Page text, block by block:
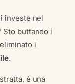
investe nel
Sto buttando i
il
.
è una